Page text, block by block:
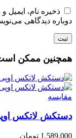
ذخیره نام،
دوباره دیدگاهی
همچنین ممکن
مقایسه
دستکش لاتکس اوپی
1,589,000 تومان